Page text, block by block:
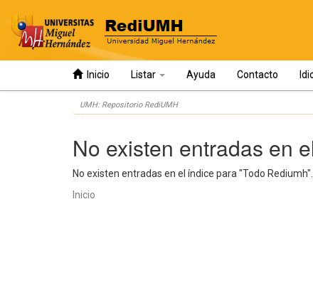
Inicio Listar Ayuda Contacto
UMH: Repositorio RediUMH
No existen entradas en
No existen entradas en el índice para "Todo Rediumh".
Inicio